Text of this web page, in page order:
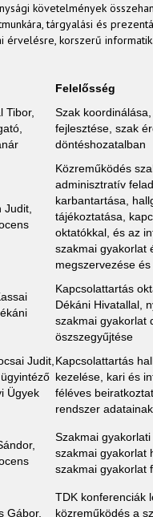
követelmények
tárgyalási és
érvelésre, korszerű
Felelősség
Tibor,
Szak
fejlesztése, szak
döntéshozatalban
Judit,
Közreműködés
adminisztratív
karbantartása,
tájékoztatása,
oktatókkal, és az
szakmai gyakorlat
megszervezése
Kapcsolattartás
Dékáni Hivatallal,
szakmai gyakorlat
öszszegyűjtése
Judit,
Ügyek
Kapcsolattartás
kezelése, kari és
féléves
rendszer
Szakmai
szakmai gyakorlat
szakmai gyakorlat
Gábor,
TDK konferenciák
közreműködés a